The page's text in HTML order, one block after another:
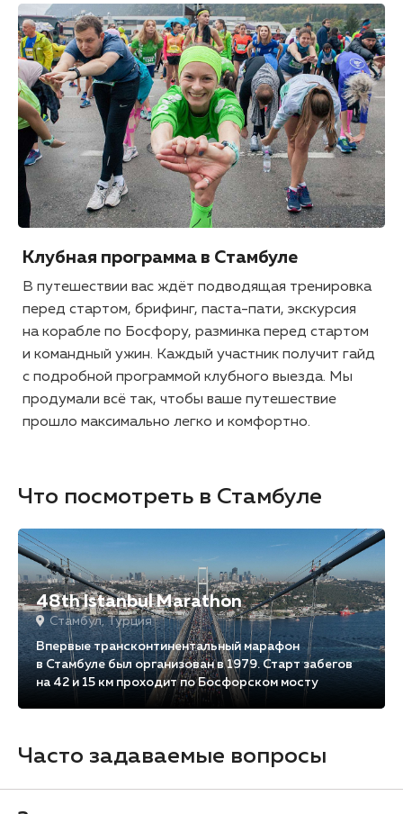
Клубная программа в Стамбуле
В путешествии вас ждёт подводящая тренировка
перед стартом, брифинг, паста-пати, экскурсия
на корабле по Босфору, разминка перед стартом
и командный ужин. Каждый участник получит гайд
с подробной программой клубного выезда. Мы
продумали всё так, чтобы ваше путешествие
прошло максимально легко и комфортно.
Что посмотреть в Стамбуле
48th Istanbul Marathon
Стамбул, Турция
Впервые трансконтинентальный марафон
в Стамбуле был организован в 1979. Старт забегов
на 42 и 15 км проходит по Босфорском мосту
Часто задаваемые вопросы